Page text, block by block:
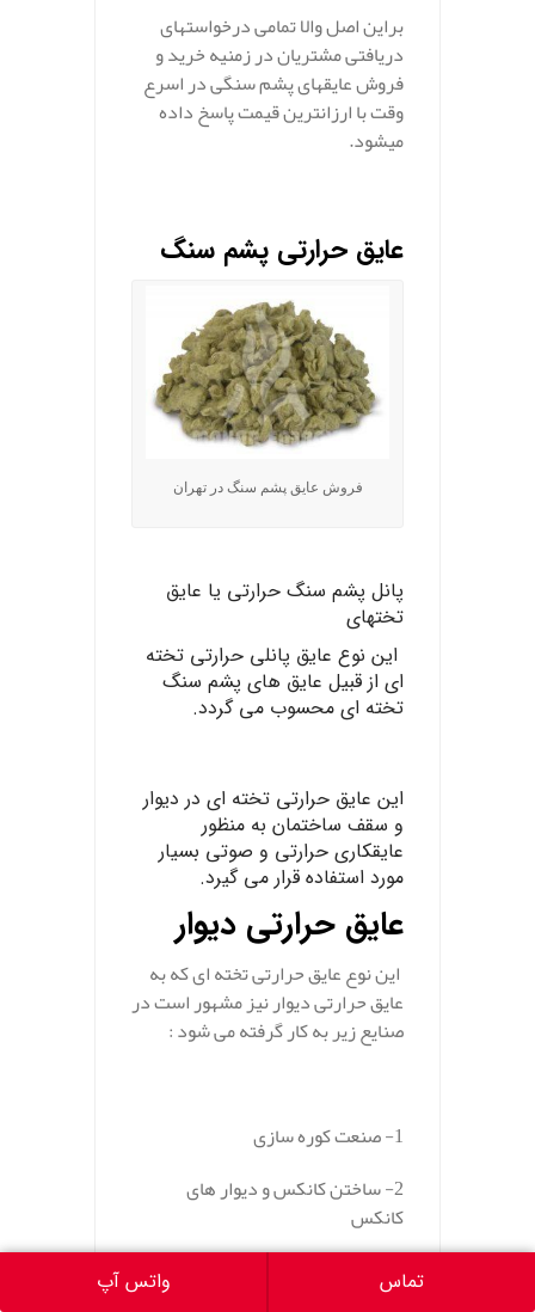
براین اصل والا تمامیدرخواستهای
دریافتیمشتریان در زمنیه خرید و
فروش عایقهای پشم سنگیدراسرع
وقتبا ارزانترینقیمتپاسخداده
میشود.
عایق حرارتی پشم سنگ
فروش عایق پشم سنگ در تهران
پانل پشم سنگ حرارتی یا عایق
تختهای
این نوع عایق پانلی حرارتی تخته
ای از قبیل عایق های پشم سنگ
تخته ای محسوب می گردد.
این عایق حرارتی تخته ای در دیوار
و سقف ساختمان به منظور
عایقکاری حرارتی و صوتی بسیار
مورد استفاده قرار می گیرد.
عایق حرارتی دیوار
این نوع عایق حرارتی تخته ای که به
عایق حرارتی دیوار نیز مشهور است در
صنایع زیر به کار گرفته می شود :
1- صنعت کورهسازی
2- ساختنکانکس و دیوار های
کانکس
3- تولید و ساخت انواع ساندویچ
پانل
تماس واتس آپ